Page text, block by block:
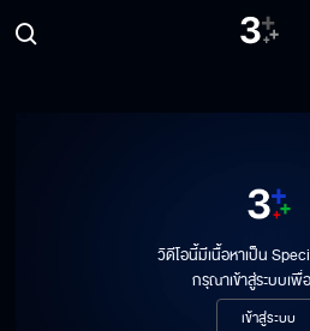
วิดีโอนี้มีเนื้อหาเป็น
กรุณาเข้าสู่ระบบเพื่
เข้าสู่ระบบ
คุณชายจอมยุ่ง
คุณชายจอมยุ่ง